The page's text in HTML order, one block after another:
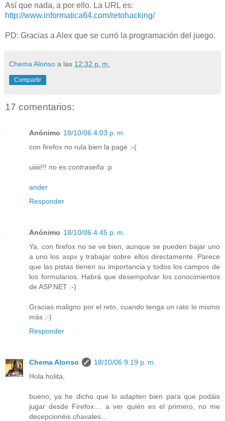
Así que nada, a por ello. La URL es:
http://www.informatica64.com/retohacking/
PD: Gracias a Alex que se curró la programación del juego.
Chema Alonso a las 12:32 p. m.
Compartir
17 comentarios:
Anónimo 18/10/06 4:03 p. m.
con firefox no rula bien la page :-(
uiiiii!!! no es contraseña :p
ander
Responder
Anónimo 18/10/06 4:45 p. m.
Ya, con firefox no se ve bien, aunque se pueden bajar uno
a uno los aspx y trabajar sobre ellos directamente. Parece
que las pistas tienen su importancia y todos los campos de
los formularios. Habrá que desempolvar los conocimientos
de ASP.NET :-)
Gracias maligno por el reto, cuando tenga un rato lo mismo
más ;-)
Responder
Chema Alonso
18/10/06 9:19 p. m.
Hola holita,
bueno, ya he dicho que lo adapten bien para que podáis
jugar desde Firefox.... a ver quién es el primero, no me
decepcionéis chavales...